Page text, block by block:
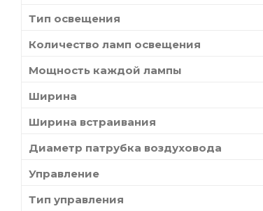
Тип освещения
Количество ламп освещения
Мощность каждой лампы
Ширина
Ширина встраивания
Диаметр патрубка воздуховода
Управление
Тип управления